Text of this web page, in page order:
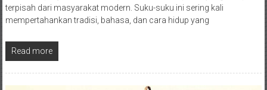
terpisah dari masyarakat modern. Suku-suku ini sering kali
mempertahankan tradisi, bahasa, dan cara hidup yang
Read more